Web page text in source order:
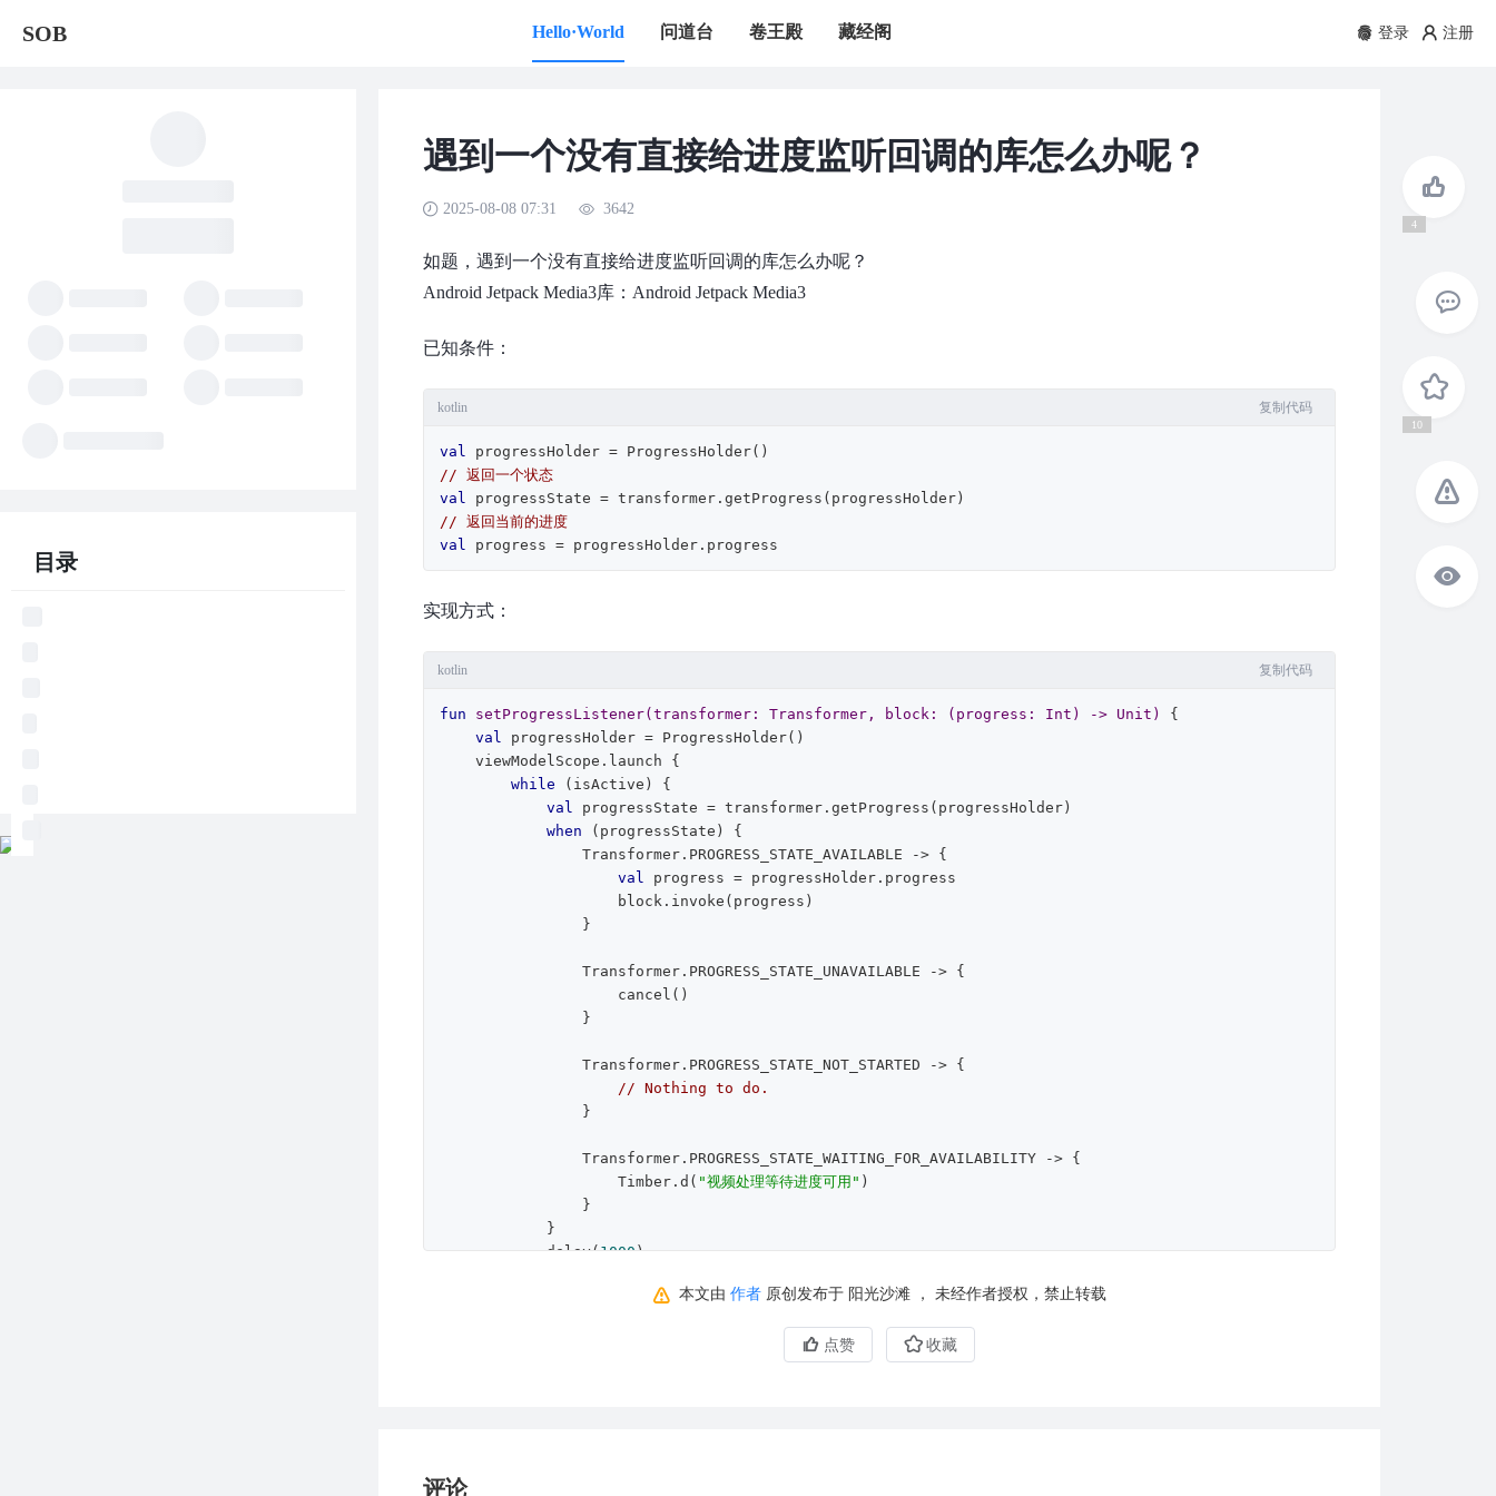
SOB Hello·World 问道台 卷王殿 藏经阁 登录 注册
目录
遇到一个没有直接给进度监听回调的库怎么办呢？
2025-08-08 07:31 3642
如题，遇到一个没有直接给进度监听回调的库怎么办呢？
Android Jetpack Media3库： Android Jetpack Media3
已知条件：
kotlin 复制代码
val
// 返回一个状态
val
// 返回当前的进度
val
progress = progressHolder.progress
实现方式：
kotlin 复制代码
fun setProgressListener(transformer: Transformer , block: ( progress : Int ) -> Unit )
{
val
progressHolder = ProgressHolder()
while (isActive) {
val
progressState = transformer.getProgress(progressHolder)
when (progressState) {
val
progress = progressHolder.progress
// Nothing to do.
                    Timber.d(
"视频处理等待进度可用" )
            delay(
1000 )
本文由 作者 原创发布于 阳光沙滩 ， 未经作者授权，禁止转载
点赞 收藏
评论
4
10